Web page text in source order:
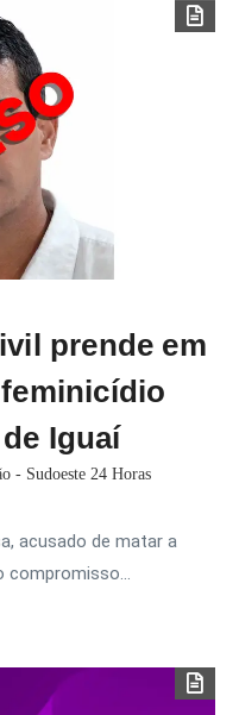
prende em
Iguaí
- Sudoeste 24 Horas
acusado de matar a
compromisso…